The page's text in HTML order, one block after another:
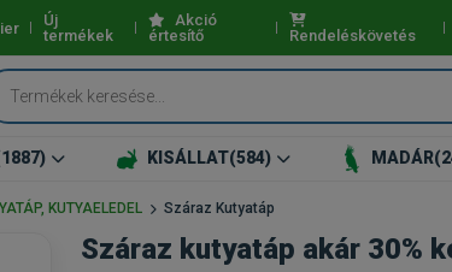
Új
termékek
Akció
értesítő
Rendeléskövetés
KISÁLLAT(584) MADÁR
KUTYAELEDEL Száraz Kutyatáp
Száraz kutyatáp akár 30%